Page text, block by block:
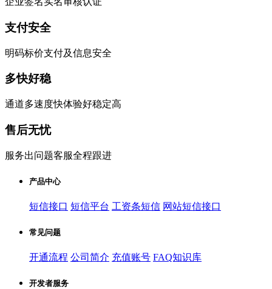
支付安全
明码标价支付及信息安全
多快好稳
通道多速度快体验好稳定高
售后无忧
服务出问题客服全程跟进
产品中心
短信接口 短信平台 工资条短信 网站短信接口
常见问题
开通流程 公司简介 充值账号 FAQ知识库
开发者服务